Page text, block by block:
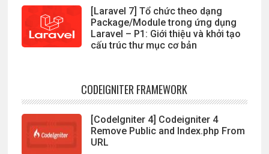
[Laravel 7] Tổ chức theo dạng
Package/Module trong ứng dụng
Laravel – P1: Giới thiệu và khởi tạo
cấu trúc thư mục cơ bản
CODEIGNITER FRAMEWORK
[CodeIgniter 4] Codeigniter 4
Remove Public and Index.php From
URL